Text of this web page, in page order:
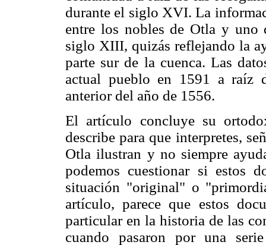
durante el siglo XVI. La
entre los nobles de Otla y uno
siglo XIII, quizás reflejando la
parte sur de la cuenca. Las
actual pueblo en 1591 a raíz
anterior del año de 1556.
El artículo concluye su
describe para que interpretes,
Otla ilustran y no siempre
podemos cuestionar si estos
situación "original" o
artículo, parece que estos
particular en la historia de las
cuando pasaron por una